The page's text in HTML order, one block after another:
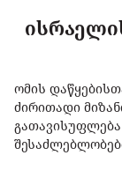
ომის
ძირითადი